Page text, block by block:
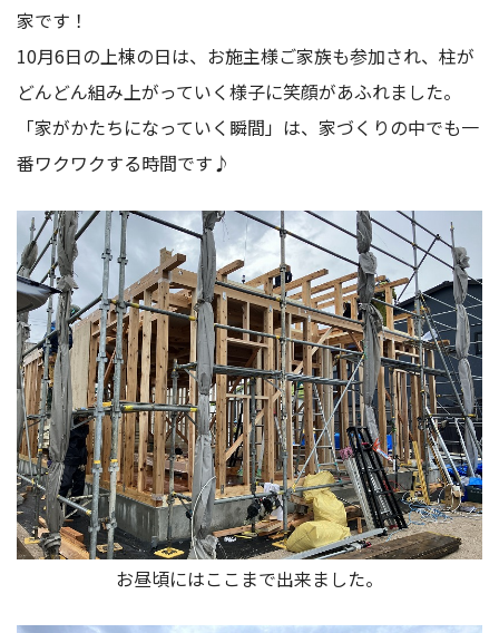
家です！
10月6日の上棟の日は、お施主様ご家族も参加され、柱が
どんどん組み上がっていく様子に笑顔があふれました。
「家がかたちになっていく瞬間」は、家づくりの中でも一
番ワクワクする時間です♪
お昼頃にはここまで出来ました。